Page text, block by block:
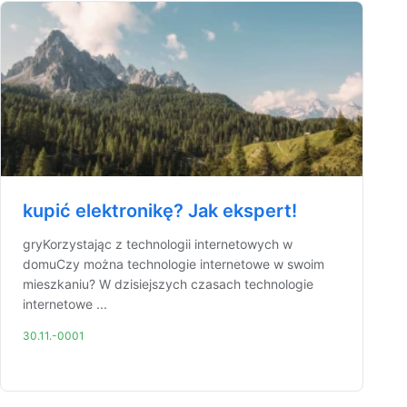
kupić elektronikę? Jak ekspert!
gryKorzystając z technologii internetowych w
domuCzy można technologie internetowe w swoim
mieszkaniu? W dzisiejszych czasach technologie
internetowe ...
30.11.-0001